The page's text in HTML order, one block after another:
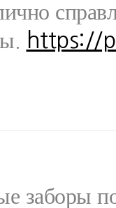
https://
заборы